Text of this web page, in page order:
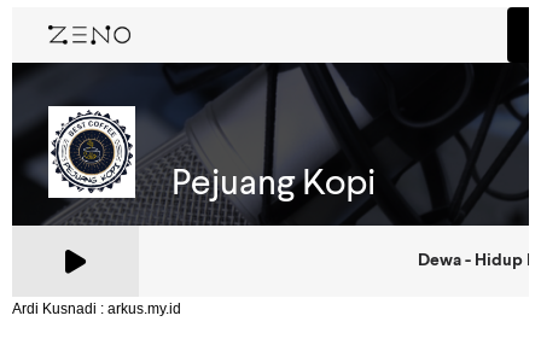
Ardi Kusnadi : arkus.my.id